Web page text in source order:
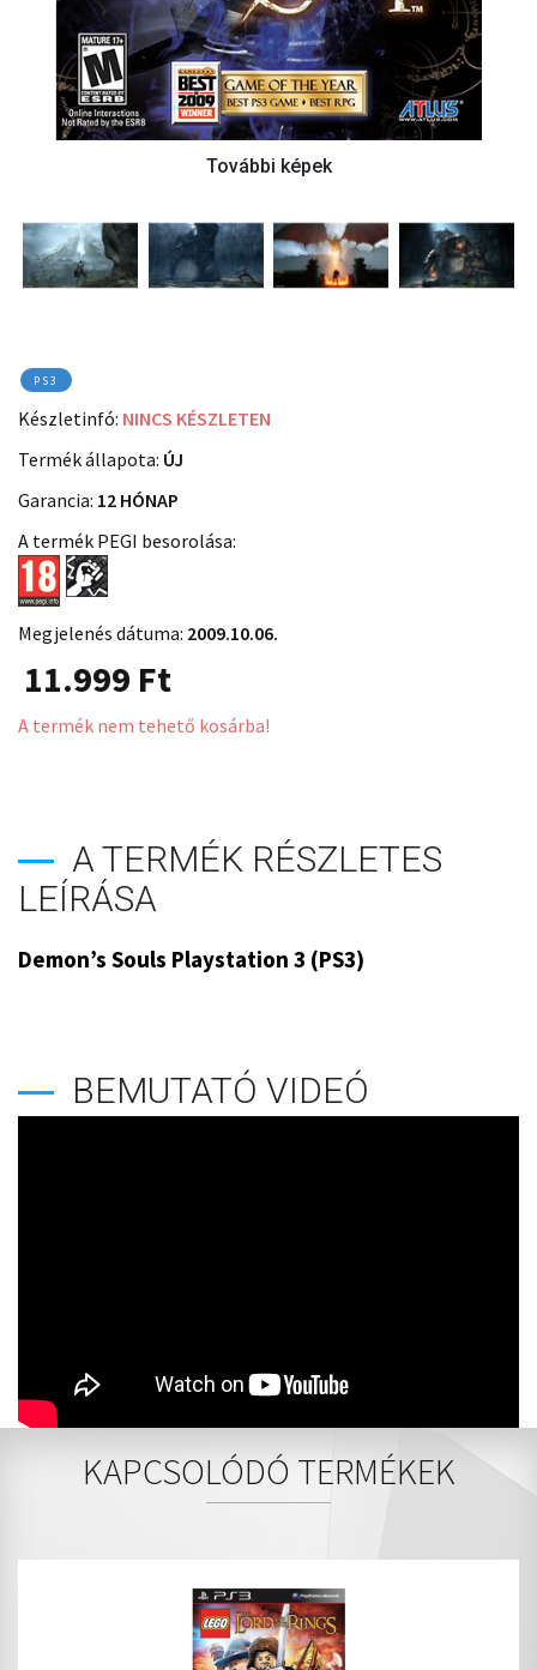
PS3
Készletinfó: NINCS KÉSZLETEN
Termék állapota: ÚJ
Garancia: 12 HÓNAP
A termék PEGI besorolása:
Megjelenés dátuma: 2009.10.06.
11.999 Ft
A termék nem tehető kosárba!
A TERMÉK RÉSZLETES
LEÍRÁSA
Demon’s Souls Playstation 3 (PS3)
BEMUTATÓ VIDEÓ
KAPCSOLÓDÓ TERMÉKEK